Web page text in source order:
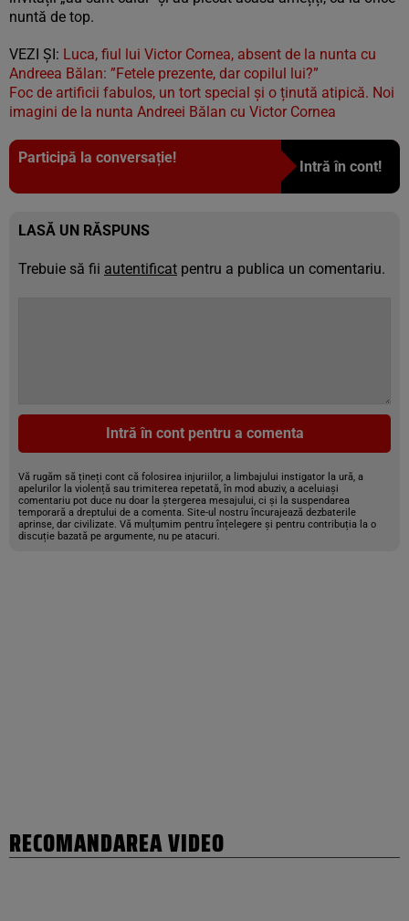
nuntă de top.
VEZI ȘI: Luca, fiul lui Victor Cornea, absent de la nunta cu
Andreea Bălan: ”Fetele prezente, dar copilul lui?”
Foc de artificii fabulos, un tort special și o ținută atipică. Noi
imagini de la nunta Andreei Bălan cu Victor Cornea
Participă la conversație!
Intră în cont!
LASĂ UN RĂSPUNS
Trebuie să fii autentificat pentru a publica un comentariu.
Intră în cont pentru a comenta
Vă rugăm să țineți cont că folosirea injuriilor, a limbajului instigator la ură, a
apelurilor la violență sau trimiterea repetată, în mod abuziv, a aceluiași
comentariu pot duce nu doar la ștergerea mesajului, ci și la suspendarea
temporară a dreptului de a comenta. Site-ul nostru încurajează dezbaterile
aprinse, dar civilizate. Vă mulțumim pentru înțelegere și pentru contribuția la o
discuție bazată pe argumente, nu pe atacuri.
RECOMANDAREA VIDEO